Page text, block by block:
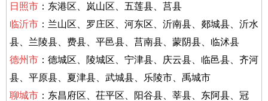
日照市 ：东港区、岚山区、五莲县、莒县
临沂市 ：兰山区、罗庄区、河东区、沂南县、郯城县、沂水
县、兰陵县、费县、平邑县、莒南县、蒙阴县、临沭县
德州市 ：德城区、陵城区、宁津县、庆云县、临邑县、齐河
县、平原县、夏津县、武城县、乐陵市、禹城市
聊城市 ：东昌府区、茌平区、阳谷县、莘县、东阿县、冠